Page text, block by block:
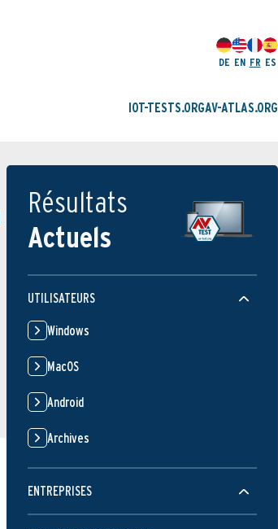
DE EN FR ES
IOT-TESTS.ORGAV-ATLAS.ORG
Résultats
Actuels
UTILISATEURS
Windows
MacOS
Android
Archives
ENTREPRISES